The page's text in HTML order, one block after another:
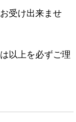
受け出来ませ
以上を必ずご理